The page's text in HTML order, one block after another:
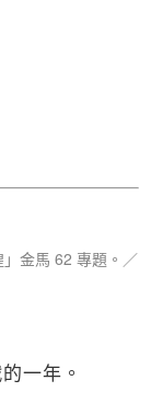
」金馬 62 專題。／
一年。